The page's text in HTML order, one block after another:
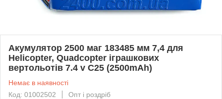
Акумулятор 2500 маг 183485 мм 7,4 для
Helicopter, Quadcopter іграшкових
вертольотів 7.4 v C25 (2500mAh)
Немає в наявності
Код: 01002502
Опт і роздріб